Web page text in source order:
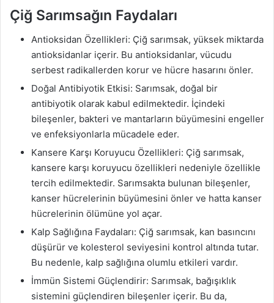
Çiğ Sarımsağın Faydaları
Antioksidan Özellikleri: Çiğ sarımsak, yüksek miktarda
antioksidanlar içerir. Bu antioksidanlar, vücudu
serbest radikallerden korur ve hücre hasarını önler.
Doğal Antibiyotik Etkisi: Sarımsak, doğal bir
antibiyotik olarak kabul edilmektedir. İçindeki
bileşenler, bakteri ve mantarların büyümesini engeller
ve enfeksiyonlarla mücadele eder.
Kansere Karşı Koruyucu Özellikleri: Çiğ sarımsak,
kansere karşı koruyucu özellikleri nedeniyle özellikle
tercih edilmektedir. Sarımsakta bulunan bileşenler,
kanser hücrelerinin büyümesini önler ve hatta kanser
hücrelerinin ölümüne yol açar.
Kalp Sağlığına Faydaları: Çiğ sarımsak, kan basıncını
düşürür ve kolesterol seviyesini kontrol altında tutar.
Bu nedenle, kalp sağlığına olumlu etkileri vardır.
İmmün Sistemi Güçlendirir: Sarımsak, bağışıklık
sistemini güçlendiren bileşenler içerir. Bu da,